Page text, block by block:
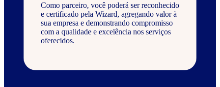
Como parceiro, você poderá ser reconhecido
e certificado pela Wizard, agregando valor à
sua empresa e demonstrando compromisso
com a qualidade e excelência nos serviços
oferecidos.